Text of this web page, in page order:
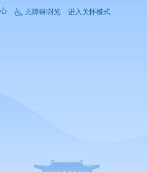
无障碍浏览 进入关怀模式